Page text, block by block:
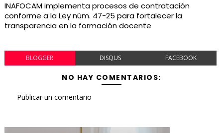
INAFOCAM implementa procesos de contratación
conforme a la Ley núm. 47-25 para fortalecer la
transparencia en la formación docente
BLOGGER DISQUS FACEBOOK
NO HAY COMENTARIOS:
Publicar un comentario